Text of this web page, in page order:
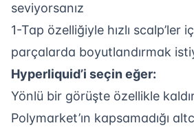
seviyorsanız
1-Tap özelliğiyle hızlı scalp’ler
parçalarda boyutlandırmak
Hyperliquid’i seçin eğer:
Yönlü bir görüşte özellikle
Polymarket’ın kapsamadığı